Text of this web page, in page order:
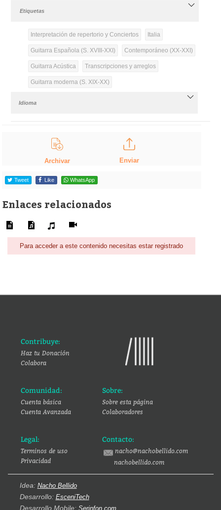
Etiquetas
Interpretación de repertorio y Conciertos Italia
Guitarra Española (S. XVIII-XXI) Contemporáneo (XX-XXI)
Guitarra Acústica Transcripciones y arreglos
Guitarra moderna (S. XIX-XX)
Idioma
Archivar Enviar
Tweet Like WhatsApp
Enlaces relacionados
Para acceder a este contenido necesitas estar registrado
Contribuye:
Haz tu Donación
Colabora
Comunidad:
Cuenta básica
Cuenta Avanzada
Sobre:
Sobre esta página
Colaboradores
Legal:
Terminos de uso
Privacidad
Contacto:
nacho@nachobellido.com
nachobellido.com
Idea: Nacho Bellido
Desarrollo: EsceniTech
Desarrollo Mobile: Serinfon.com